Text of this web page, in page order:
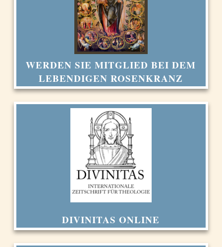
WERDEN SIE MITGLIED BEI DEM
LEBENDIGEN ROSENKRANZ
DIVINITAS ONLINE